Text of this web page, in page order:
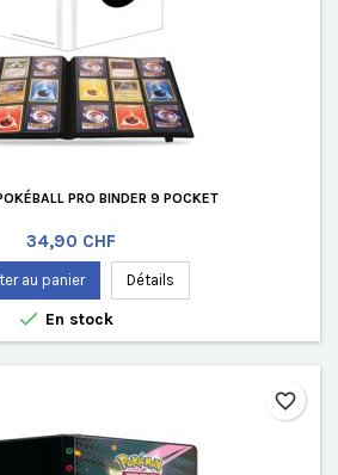
PRO BINDER 9 POCKET
Prix
34,90 CHF
au panier Détails
 En stock
favorite_border